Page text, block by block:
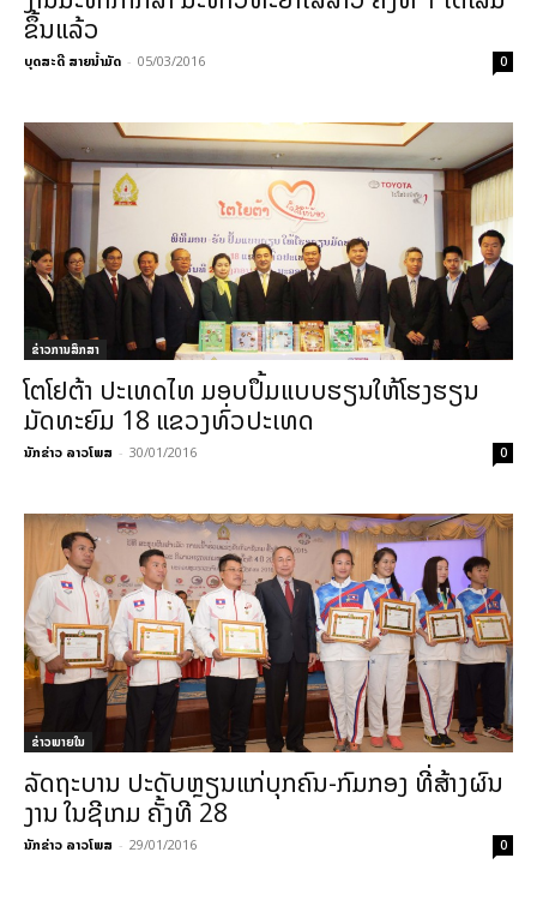
ຂຶ້ນແລ້ວ
ບຸດສະດີ ສາຍນ້ຳມັດ - 05/03/2016 0
ຂ່າວການສຶກສາ
ໂຕໂຢຕ້າ ປະເທດໄທ ມອບປຶ້ມແບບຮຽນໃຫ້ໂຮງຮຽນ
ມັດທະຍົມ 18 ແຂວງທົ່ວປະເທດ
ນັກຂ່າວ ລາວໂພສ - 30/01/2016 0
ຂ່າວພາຍ​ໃນ
ລັດຖະບານ ປະດັບຫຼຽນແກ່ບຸກຄົນ-ກົມກອງ ທີ່ສ້າງຜົນ
ງານ ໃນຊີເກມ ຄັ້ງທີ 28
ນັກຂ່າວ ລາວໂພສ - 29/01/2016 0